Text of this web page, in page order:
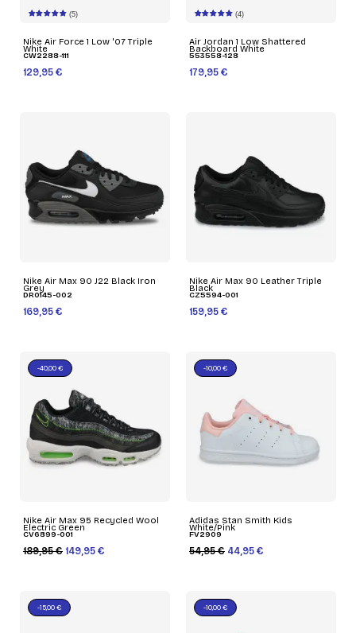
(5)
Nike Air Force 1 Low '07 Triple
White
CW2288-111
129,95 €
(4)
Air Jordan 1 Low Shattered
Backboard White
553558-128
179,95 €
Nike Air Max 90 J22 Black Iron
Grey
DR0145-002
169,95 €
Nike Air Max 90 Leather Triple
Black
CZ5594-001
159,95 €
Nike Air Max 95 Recycled Wool
Electric Green
CV6899-001
189,95 € 149,95 €
-40,00 €
Adidas Stan Smith Kids
White/Pink
FV2909
54,95 € 44,95 €
-10,00 €
-15,00 € -10,00 €